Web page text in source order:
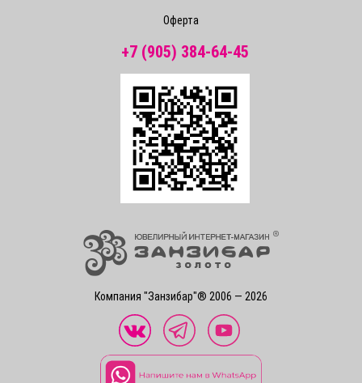
Компания "Занзибар"® 2006 — 2026
Оферта
+7 (905) 384-64-45